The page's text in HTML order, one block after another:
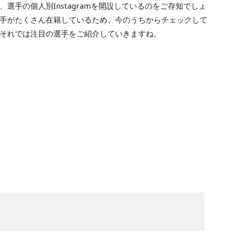
選手の個人別Instagramを開設しているのをご存知でしょ
がたくさん在籍しているため、今のうちからチェックして
れでは注目の選手をご紹介していきますね。